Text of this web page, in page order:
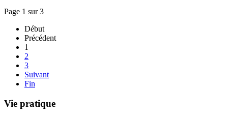
Page 1 sur 3
Début
Précédent
1
2
3
Suivant
Fin
Vie pratique